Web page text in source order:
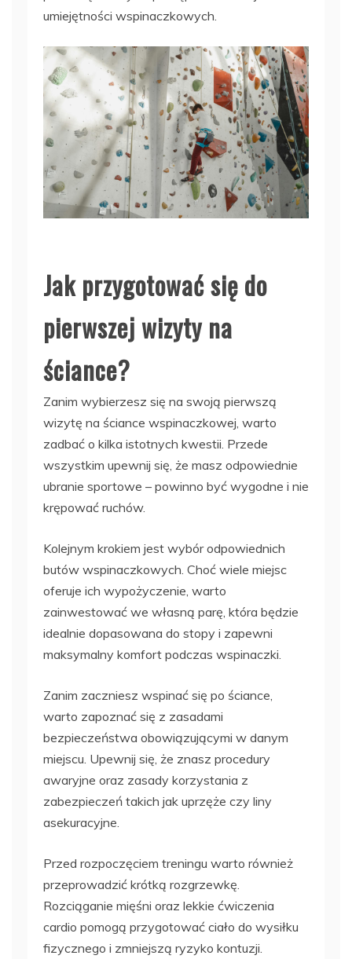
umiejętności wspinaczkowych.
Jak przygotować się do
pierwszej wizyty na
ściance?
Zanim wybierzesz się na swoją pierwszą
wizytę na ściance wspinaczkowej, warto
zadbać o kilka istotnych kwestii. Przede
wszystkim upewnij się, że masz odpowiednie
ubranie sportowe – powinno być wygodne i nie
krępować ruchów.
Kolejnym krokiem jest wybór odpowiednich
butów wspinaczkowych. Choć wiele miejsc
oferuje ich wypożyczenie, warto
zainwestować we własną parę, która będzie
idealnie dopasowana do stopy i zapewni
maksymalny komfort podczas wspinaczki.
Zanim zaczniesz wspinać się po ściance,
warto zapoznać się z zasadami
bezpieczeństwa obowiązującymi w danym
miejscu. Upewnij się, że znasz procedury
awaryjne oraz zasady korzystania z
zabezpieczeń takich jak uprzęże czy liny
asekuracyjne.
Przed rozpoczęciem treningu warto również
przeprowadzić krótką rozgrzewkę.
Rozciąganie mięśni oraz lekkie ćwiczenia
cardio pomogą przygotować ciało do wysiłku
fizycznego i zmniejszą ryzyko kontuzji.